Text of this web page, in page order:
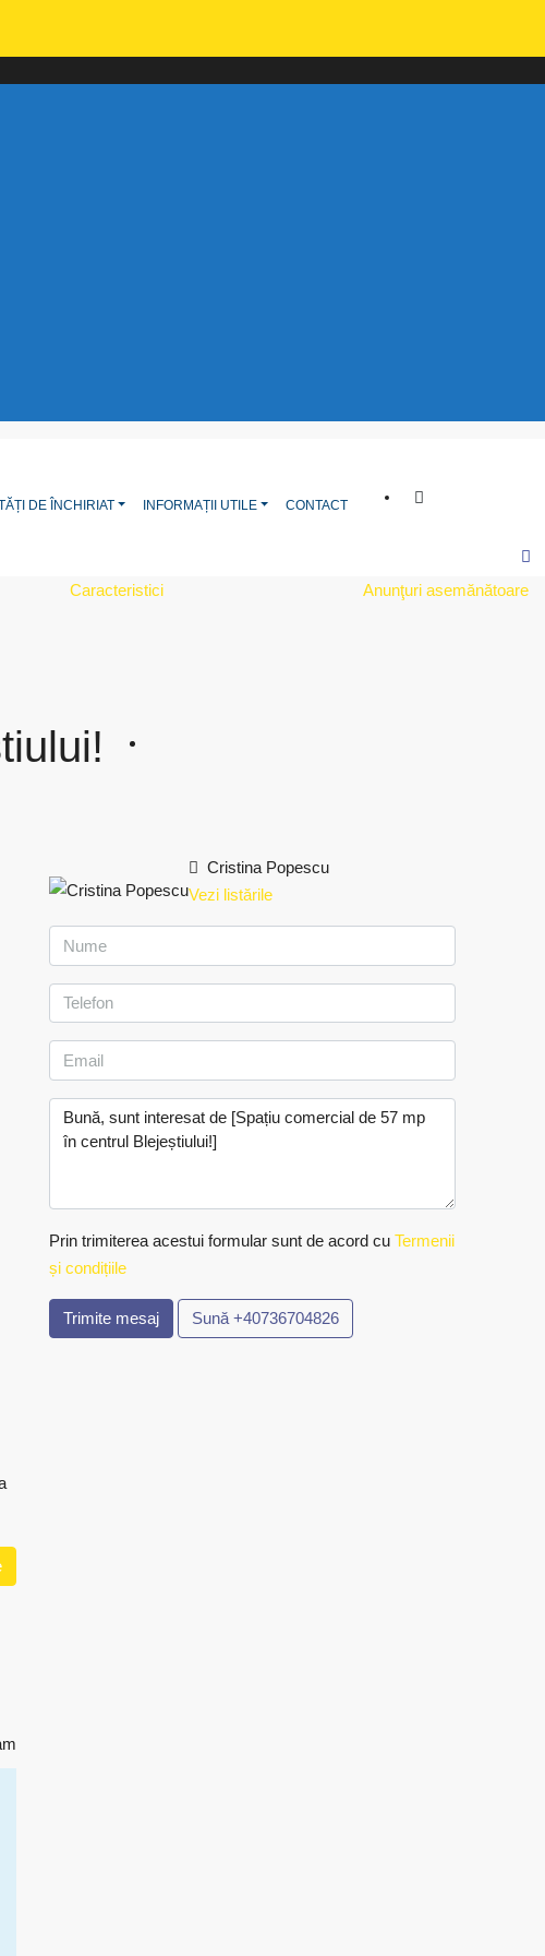
DE ÎNCHIRIAT INFORMAȚII UTILE CONTACT
Caracteristici Anunţuri asemănătoare
Cristina Popescu
Vezi listările
Prin trimiterea acestui formular sunt de acord cu Termenii
și condițiile
Trimite mesaj Sună +40736704826